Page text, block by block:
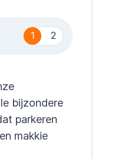
1 2
bijzondere
parkeren
makkie